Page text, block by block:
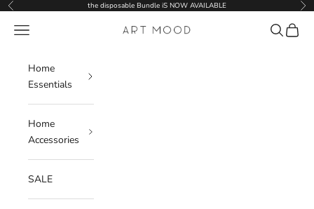
Skip to content
Previous the disposable Bundle iS NOW AVAILABLE
ART MOOD
Navigation menu Search
Cart
Home
Essentials
Home
Accessories
SALE